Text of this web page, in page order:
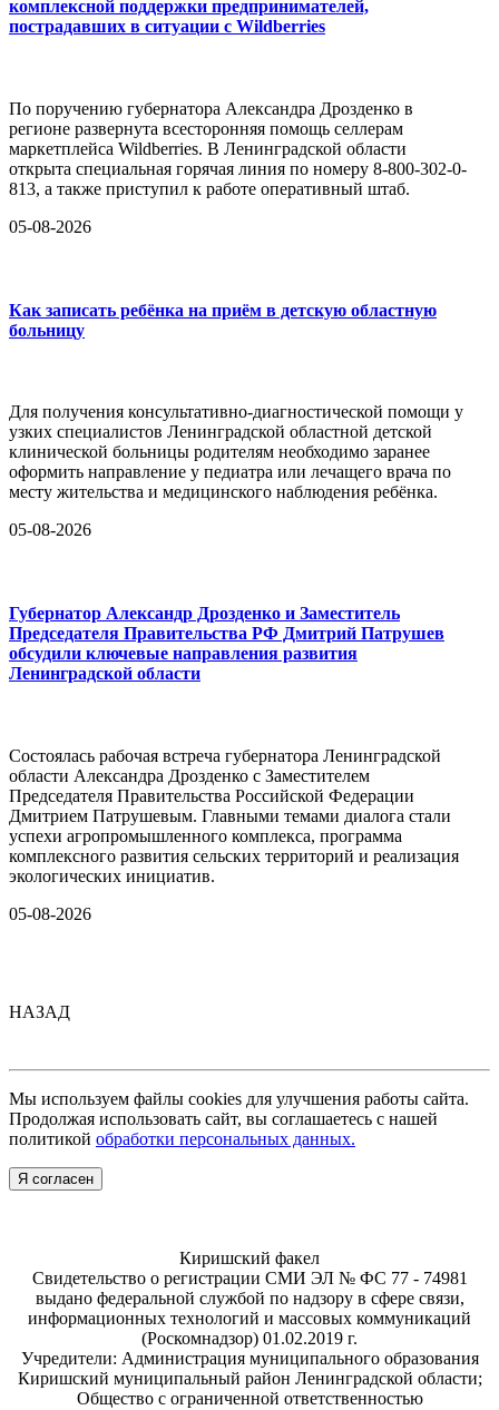
комплексной поддержки предпринимателей,
пострадавших в ситуации с Wildberries
По поручению губернатора Александра Дрозденко в
регионе развернута всесторонняя помощь селлерам
маркетплейса Wildberries. В Ленинградской области
открыта специальная горячая линия по номеру 8-800-302-0-
813, а также приступил к работе оперативный штаб.
05-08-2026
Как записать ребёнка на приём в детскую областную
больницу
Для получения консультативно-диагностической помощи у
узких специалистов Ленинградской областной детской
клинической больницы родителям необходимо заранее
оформить направление у педиатра или лечащего врача по
месту жительства и медицинского наблюдения ребёнка.
05-08-2026
Губернатор Александр Дрозденко и Заместитель
Председателя Правительства РФ Дмитрий Патрушев
обсудили ключевые направления развития
Ленинградской области
Состоялась рабочая встреча губернатора Ленинградской
области Александра Дрозденко с Заместителем
Председателя Правительства Российской Федерации
Дмитрием Патрушевым. Главными темами диалога стали
успехи агропромышленного комплекса, программа
комплексного развития сельских территорий и реализация
экологических инициатив.
05-08-2026
НАЗАД
Мы используем файлы cookies для улучшения работы сайта.
Продолжая использовать сайт, вы соглашаетесь с нашей
политикой обработки персональных данных.
Я согласен
Киришский факел
Свидетельство о регистрации СМИ ЭЛ № ФС 77 - 74981
выдано федеральной службой по надзору в сфере связи,
информационных технологий и массовых коммуникаций
(Роскомнадзор) 01.02.2019 г.
Учредители: Администрация муниципального образования
Киришский муниципальный район Ленинградской области;
Общество с ограниченной ответственностью